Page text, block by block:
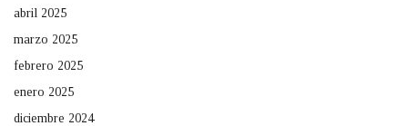
abril 2025
marzo 2025
febrero 2025
enero 2025
diciembre 2024